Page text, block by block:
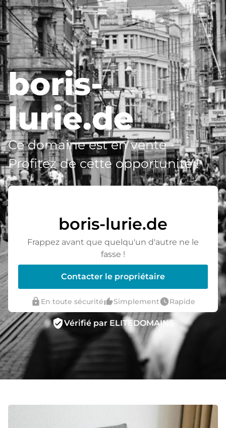
boris-
lurie.de
Ce domaine est en vente -
Profitez de cette opportunité !
boris-lurie.de
Frappez avant que quelqu'un d'autre ne le
fasse !
Contacter le propriétaire
lock En toute sécuritéthumb_up_altSimplementwatch_laterRapide
verified_userVérifié par ELITEDOMAINS